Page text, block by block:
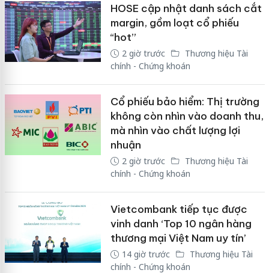
HOSE cập nhật danh sách cắt
margin, gồm loạt cổ phiếu
“hot”
2 giờ trước
Thương hiệu Tài
chính - Chứng khoán
Cổ phiếu bảo hiểm: Thị trường
không còn nhìn vào doanh thu,
mà nhìn vào chất lượng lợi
nhuận
2 giờ trước
Thương hiệu Tài
chính - Chứng khoán
Vietcombank tiếp tục được
vinh danh ‘Top 10 ngân hàng
thương mại Việt Nam uy tín’
14 giờ trước
Thương hiệu Tài
chính - Chứng khoán